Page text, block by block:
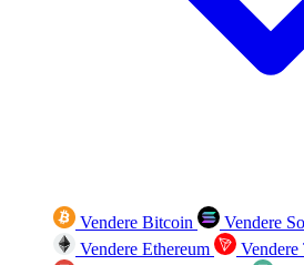
Vendere Bitcoin Vendere
Vendere Ethereum